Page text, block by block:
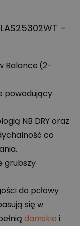
–
Balance (2-
powodujący
NB DRYoraz
co
grubszy
do połowy
się w
damskie i